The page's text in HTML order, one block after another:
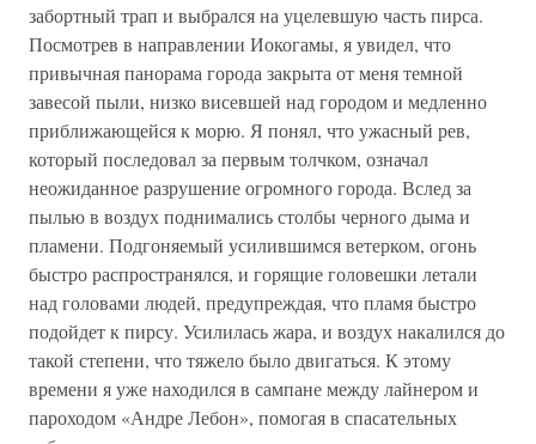
забортный трап и выбрался на уцелевшую часть пирса.
Посмотрев в направлении Иокогамы, я увидел, что
привычная панорама города закрыта от меня темной
завесой пыли, низко висевшей над городом и медленно
приближающейся к морю. Я понял, что ужасный рев,
который последовал за первым толчком, означал
неожиданное разрушение огромного города. Вслед за
пылью в воздух поднимались столбы черного дыма и
пламени. Подгоняемый усилившимся ветерком, огонь
быстро распространялся, и горящие головешки летали
над головами людей, предупреждая, что пламя быстро
подойдет к пирсу. Усилилась жара, и воздух накалился до
такой степени, что тяжело было двигаться. К этому
времени я уже находился в сампане между лайнером и
пароходом «Андре Лебон», помогая в спасательных